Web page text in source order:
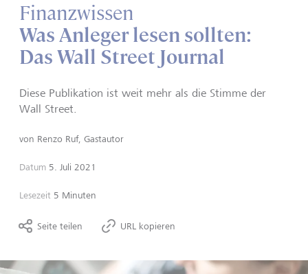
Finanzwissen
Was Anleger lesen sollten:
Das Wall Street Journal
Diese Publikation ist weit mehr als die Stimme der
Wall Street.
von Renzo Ruf, Gastautor
Datum 5. Juli 2021
Lesezeit 5 Minuten
Seite teilen URL kopieren